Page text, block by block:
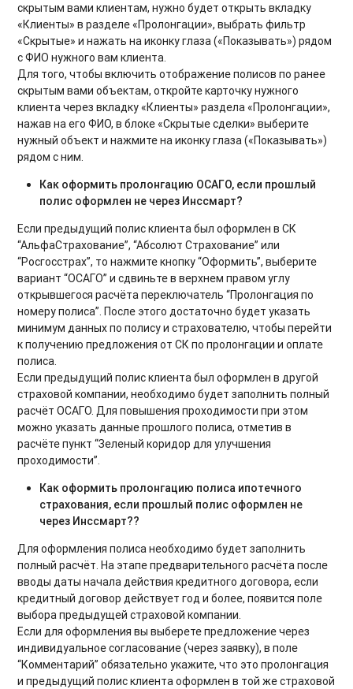
скрытым вами клиентам, нужно будет открыть вкладку
«Клиенты» в разделе «Пролонгации», выбрать фильтр
«Скрытые» и нажать на иконку глаза («Показывать») рядом
с ФИО нужного вам клиента.
Для того, чтобы включить отображение полисов по ранее
скрытым вами объектам, откройте карточку нужного
клиента через вкладку «Клиенты» раздела «Пролонгации»,
нажав на его ФИО, в блоке «Скрытые сделки» выберите
нужный объект и нажмите на иконку глаза («Показывать»)
рядом с ним.
Как оформить пролонгацию ОСАГО, если прошлый
полис оформлен не через Инссмарт?
Если предыдущий полис клиента был оформлен в СК
“АльфаСтрахование”, “Абсолют Страхование” или
“Росгосстрах”, то нажмите кнопку “Оформить”, выберите
вариант “ОСАГО” и сдвиньте в верхнем правом углу
открывшегося расчёта переключатель “Пролонгация по
номеру полиса”. После этого достаточно будет указать
минимум данных по полису и страхователю, чтобы перейти
к получению предложения от СК по пролонгации и оплате
полиса.
Если предыдущий полис клиента был оформлен в другой
страховой компании, необходимо будет заполнить полный
расчёт ОСАГО. Для повышения проходимости при этом
можно указать данные прошлого полиса, отметив в
расчёте пункт “Зеленый коридор для улучшения
проходимости”.
Как оформить пролонгацию полиса ипотечного
страхования, если прошлый полис оформлен не
через Инссмарт??
Для оформления полиса необходимо будет заполнить
полный расчёт. На этапе предварительного расчёта после
вводы даты начала действия кредитного договора, если
кредитный договор действует год и более, появится поле
выбора предыдущей страховой компании.
Если для оформления вы выберете предложение через
индивидуальное согласование (через заявку), в поле
“Комментарий” обязательно укажите, что это пролонгация
и предыдущий полис клиента оформлен в той же страховой